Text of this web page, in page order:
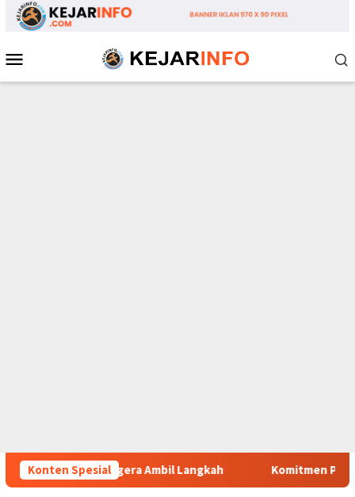
Loncat
Mobile
Konten Spesial
Langkah Komitmen Polsek Tigaraksa Tindak Tegas